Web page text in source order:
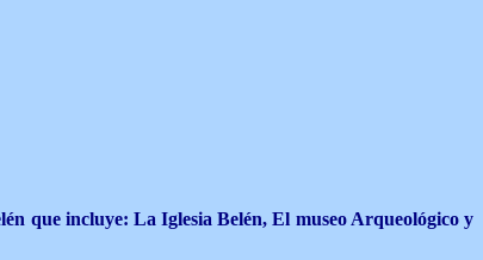
que incluye: La Iglesia Belén, El museo Arqueológico y